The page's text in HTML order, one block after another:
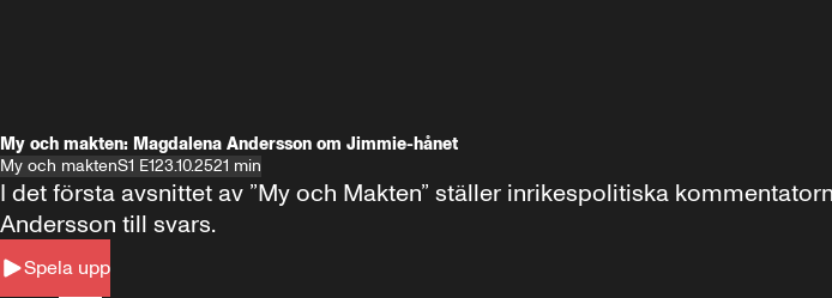
My och makten: Magdalena Andersson om Jimmie-hånet
My och maktenS1 E123.10.2521 min
Spela upp
I det första avsnittet av ”My och Makten” ställer inrikespolitiska
Andersson till svars.